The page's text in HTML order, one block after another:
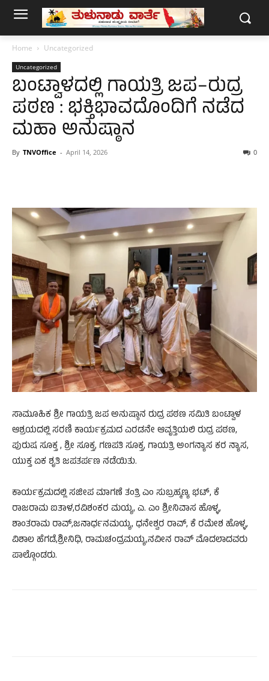
Home Uncategorized
Uncategorized
ಬಂಟ್ವಾಳದಲ್ಲಿ ಗಾಯತ್ರಿ ಜಪ–ರುದ್ರ
ಪಠಣ : ಭಕ್ತಿಭಾವದೊಂದಿಗೆ ನಡೆದ
ಮಹಾ ಅನುಷ್ಠಾನ
By TNVOffice - April 14, 2026 0
ಸಾಮೂಹಿಕ ಶ್ರೀ ಗಾಯತ್ರಿ ಜಪ ಅನುಷ್ಠಾನ ರುದ್ರ ಪಠಣ ಸಮಿತಿ ಬಂಟ್ವಾಳ
ಆಶ್ರಯದಲ್ಲಿ ಸರಣಿ ಕಾರ್ಯಕ್ರಮದ ಎರಡನೇ ಆವೃತ್ತಿಯಲಿ ರುದ್ರ ಪಠಣ,
ಪುರುಷ ಸೂಕ್ತ , ಶ್ರೀ ಸೂಕ್ತ, ಗಣಪತಿ ಸೂಕ್ತ, ಗಾಯತ್ರಿ ಅಂಗನ್ಯಾಸ ಕರ ನ್ಯಾಸ,
ಯುಕ್ತ ಏಕ ಶೃತಿ ಜಪತರ್ಪಣ ನಡೆಯಿತು.
ಕಾರ್ಯಕ್ರಮದಲ್ಲಿ ಸಜೀಪ ಮಾಗಣೆ ತಂತ್ರಿ ಎಂ ಸುಬ್ರಹ್ಮಣ್ಯ ಭಟ್, ಕೆ
ರಾಜರಾಮ ಐತಾಳ,ರವಿಶಂಕರ ಮಯ್ಯ, ಎ. ಎಂ ಶ್ರೀನಿವಾಸ ಹೊಳ್ಳ,
ಶಾಂತರಾಮ ರಾವ್,ಜನಾರ್ಧನಮಯ್ಯ, ಧನೇಶ್ವರ ರಾವ್, ಕೆ ರಮೇಶ ಹೊಳ್ಳ,
ವಿಶಾಲ ಹೆಗಡೆ,ಶ್ರೀನಿಧಿ, ರಾಮಚಂದ್ರಮಯ್ಯ,ನವೀನ ರಾವ್ ಮೊದಲಾದವರು
ಪಾಲ್ಗೊಂಡರು.